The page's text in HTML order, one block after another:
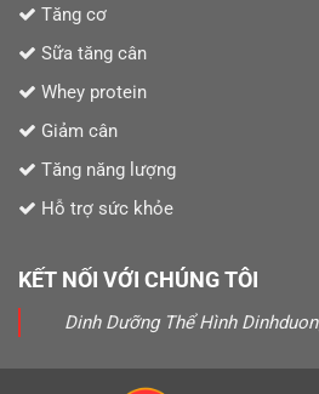
Tăng cơ
Sữa tăng cân
Whey protein
Giảm cân
Tăng năng lượng
Hỗ trợ sức khỏe
KẾT NỐI VỚI CHÚNG TÔI
Dinh Dưỡng Thể Hình